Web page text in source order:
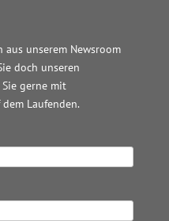
unserem Newsroom
doch unseren
Sie gerne mit
Laufenden.